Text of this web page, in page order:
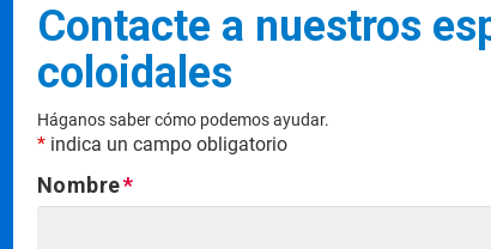
Contacte a nuestros
coloidales
Háganos saber cómo podemos ayudar.
*indica un campo obligatorio
Nombre